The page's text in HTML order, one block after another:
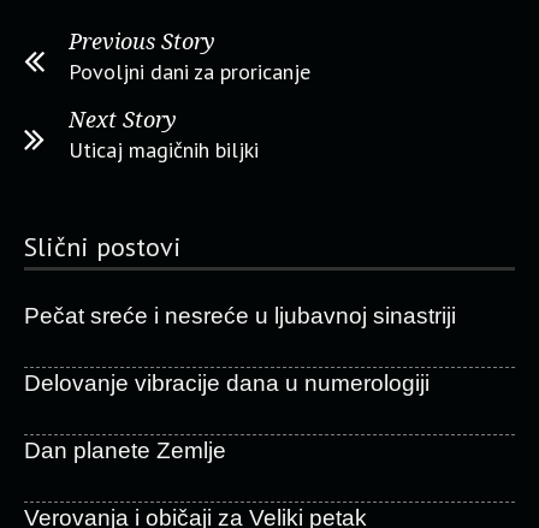
Previous Story
Povoljni dani za proricanje
Next Story
Uticaj magičnih biljki
Slični postovi
Pečat sreće i nesreće u ljubavnoj sinastriji
Delovanje vibracije dana u numerologiji
Dan planete Zemlje
Verovanja i običaji za Veliki petak